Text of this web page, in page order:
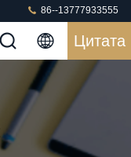
86--13777933555
Цитата